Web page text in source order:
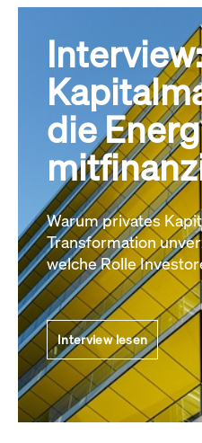
die
Warum privates
Transformation
welche Rolle
Interview lesen